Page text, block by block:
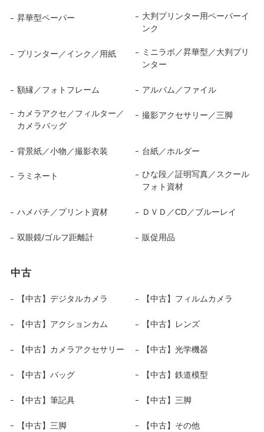
昇華型ペーパー
大判プリンター用ペーパーイ
ンク
プリンター／インク／用紙
ミニラボ／昇華型／大判プリ
ンター
額縁／フォトフレーム アルバム／ファイル
カメラアクセ／フィルター／
カメラバッグ
撮影アクセサリー／三脚
背景紙／小物／撮影衣装 台紙／ホルダー
ラミネート
ひな段／証明写真／スクール
フォト資材
ハメパチ／プリント資材 ＤＶＤ／CD／ブルーレイ
双眼鏡/ゴルフ距離計 販促用品
中古
【中古】デジタルカメラ 【中古】フィルムカメラ
【中古】アクションカム 【中古】レンズ
【中古】カメラアクセサリー 【中古】光学機器
【中古】バッグ 【中古】鉄道模型
【中古】筆記具 【中古】三脚
【中古】三脚 【中古】その他